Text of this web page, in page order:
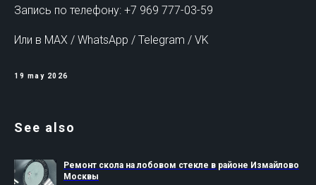
Запись по телефону: +7 969 777-03-59
Или в MAX / WhatsApp / Telegram / VK
19 may 2026
See also
Ремонт скола на лобовом стекле в районе Измайлово
Москвы